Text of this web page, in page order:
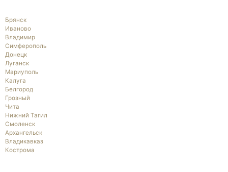
Брянск
Иваново
Владимир
Симферополь
Донецк
Луганск
Мариуполь
Калуга
Белгород
Грозный
Чита
Нижний Тагил
Смоленск
Архангельск
Владикавказ
Кострома